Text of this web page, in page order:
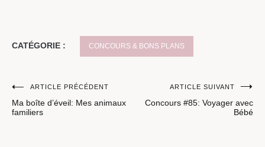
CATÉGORIE : CONCOURS & BONS PLANS
Navigation
de
ARTICLE PRÉCÉDENT
Ma boîte d’éveil: Mes animaux
familiers
ARTICLE SUIVANT
Concours #85: Voyager avec
Bébé